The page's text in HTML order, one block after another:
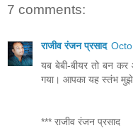
7 comments:
राजीव रंजन प्रसाद
यब बेबी-बीयर तो बन
गया। आपका यह स्तंभ मुझे
*** राजीव रंजन प्रसाद